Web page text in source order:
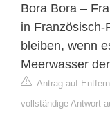
Bora Bora –
in Französisch-
bleiben, wenn
Meerwasser
Antrag auf
vollständige Antwort